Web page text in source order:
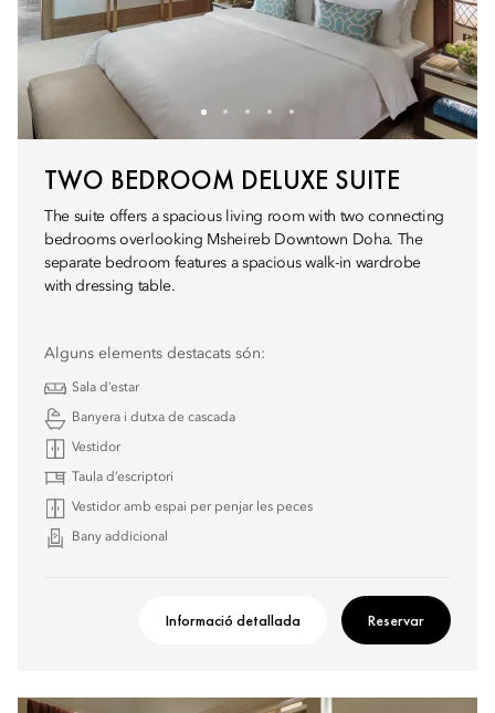
TWO BEDROOM DELUXE SUITE
The suite offers a spacious living room with two connecting
bedrooms overlooking Msheireb Downtown Doha. The
separate bedroom features a spacious walk-in wardrobe
with dressing table.
Alguns elements destacats són:
Sala d’estar
Banyera i dutxa de cascada
Vestidor
Taula d’escriptori
Vestidor amb espai per penjar les peces
Bany addicional
Informació detallada Reservar